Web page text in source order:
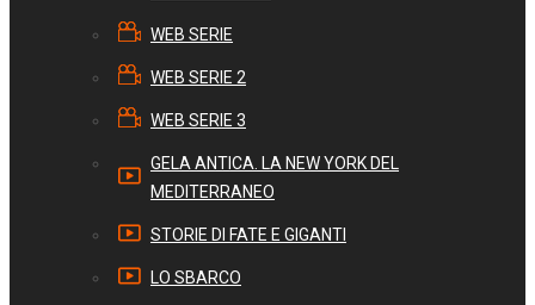
WEB SERIE
WEB SERIE 2
WEB SERIE 3
GELA ANTICA. LA NEW YORK DEL
MEDITERRANEO
STORIE DI FATE E GIGANTI
LO SBARCO